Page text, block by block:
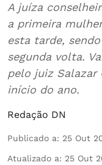
A juíza
a primeira
esta tarde,
segunda volta.
pelo juiz Salazar
início do ano.
Redação DN
Publicado a: 25 Out
Atualizado a: 25 Out